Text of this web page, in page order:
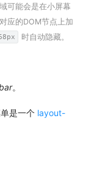
可能会是在小屏幕
应的DOM节点上加
时自动隐藏。
。
是一个 layout-